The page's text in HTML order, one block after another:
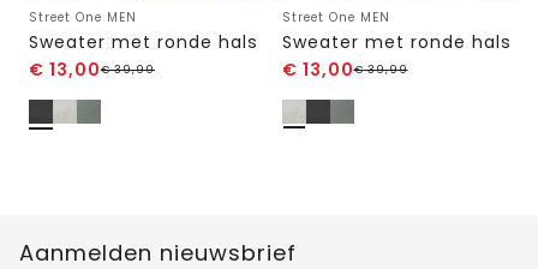
Street One MEN
Sweater met ronde hals
€ 13,00€39,99
Street One MEN
Sweater met ronde hals
€ 13,00€39,99
Aanmelden nieuwsbrief